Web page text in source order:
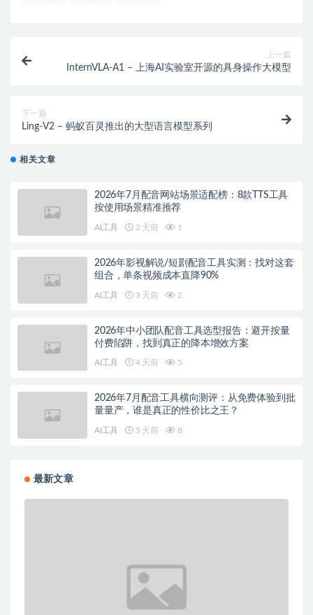
上一篇
InternVLA-A1 – 上海AI实验室开源的具身操作大模型
下一篇
Ling-V2 – 蚂蚁百灵推出的大型语言模型系列
相关文章
2026年7月配音网站场景适配榜：8款TTS工具
按使用场景精准推荐
AI工具 2 天前 1
2026年影视解说/短剧配音工具实测：找对这套
组合，单条视频成本直降90%
AI工具 3 天前 2
2026年中小团队配音工具选型报告：避开按量
付费陷阱，找到真正的降本增效方案
AI工具 4 天前 5
2026年7月配音工具横向测评：从免费体验到批
量量产，谁是真正的性价比之王？
AI工具 5 天前 8
最新文章